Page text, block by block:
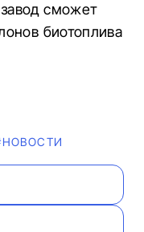
сможет
биотоплива